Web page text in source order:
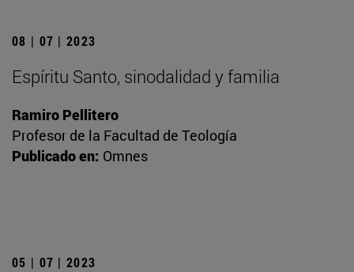
08 | 07 | 2023
Espíritu Santo, sinodalidad y familia
Ramiro Pellitero
Profesor de la Facultad de Teología
Publicado en: Omnes
05 | 07 | 2023